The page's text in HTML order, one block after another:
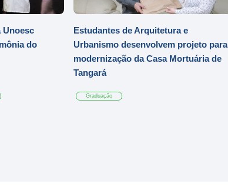
Unoesc
do
Estudantes de Arquitetura e
Urbanismo desenvolvem projeto para
modernização da Casa Mortuária de
Tangará
Graduação